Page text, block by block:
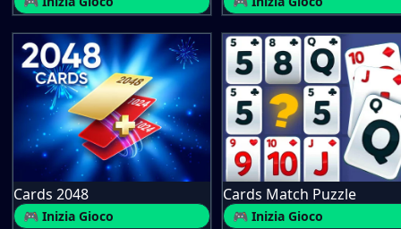
Cards 2048
🎮 Inizia Gioco
Cards Match Puzzle
🎮 Inizia Gioco